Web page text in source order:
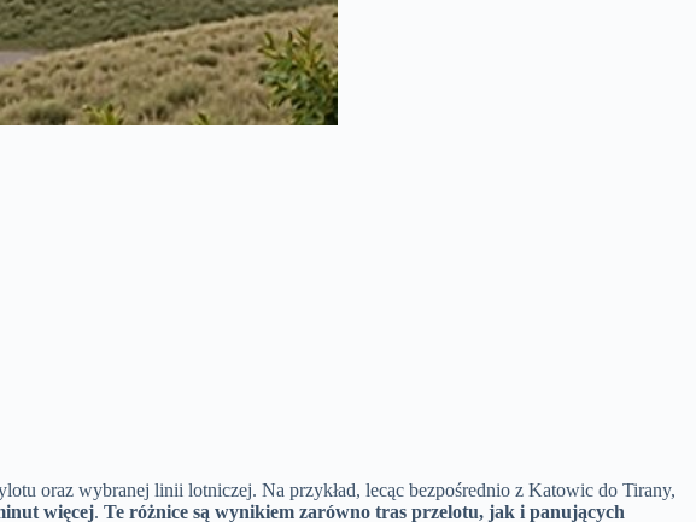
oraz wybranej linii lotniczej. Na przykład, lecąc bezpośrednio z Katowic do Tirany,
więcej. Te różnice są wynikiem zarówno tras przelotu, jak i panujących